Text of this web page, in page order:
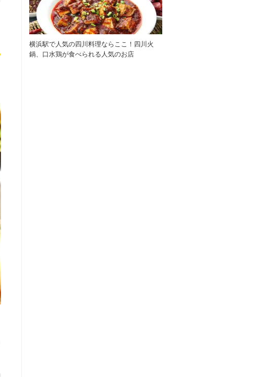
横浜駅で人気の四川料理ならここ！四川火
鍋、口水鶏が食べられる人気のお店